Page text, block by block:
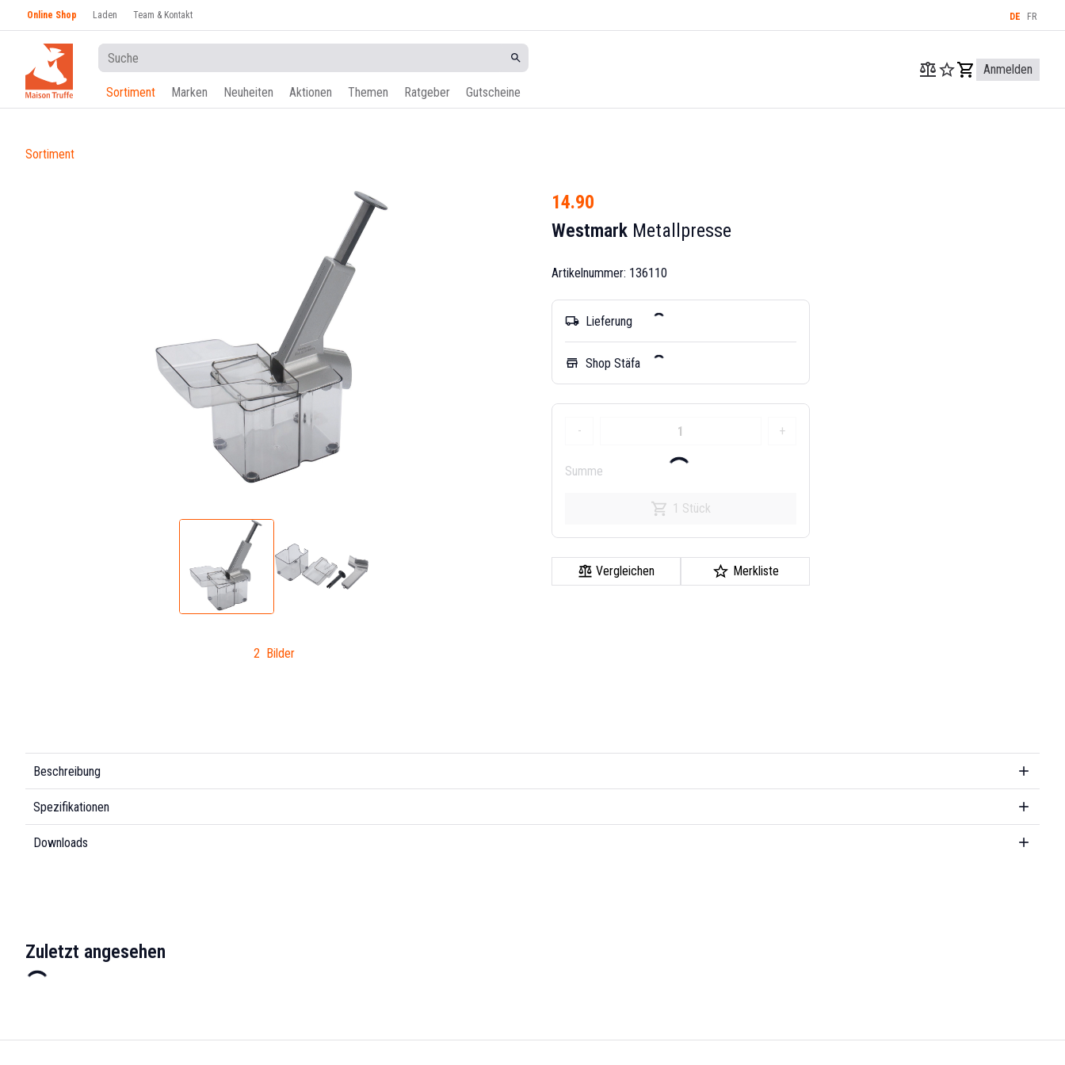
Online Shop Laden Team & Kontakt DE FR
Sortiment Marken Neuheiten Aktionen Themen Ratgeber Gutscheine
Anmelden
Sortiment
2 Bilder
14.90
Westmark Metallpresse
Artikelnummer: 136110
local_shipping Lieferung
store Shop Stäfa
- +
Summe
1 Stück
Vergleichen Merkliste
Beschreibung
Spezifikationen
Downloads
Zuletzt angesehen